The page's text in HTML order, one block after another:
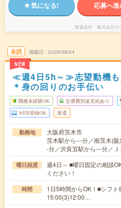
気になる! 応募へ
派遣会社 株式会社サ
未読
NEW
掲載日 2026/08/04
≪週4日5h～≫志望動機も
＊身の回りのお手伝い
職種未経験OK 交通費別途支給あり
WEB登録OK 派遣
勤務地
大阪府茨木市
茨木駅から---分／南茨木(
-分／沢良宜駅から---分／
曜日頻度
週4日～ ■曜日固定の相談
ください！
時間
1日5時間からOK！■シフ
15:00(3)12:00…